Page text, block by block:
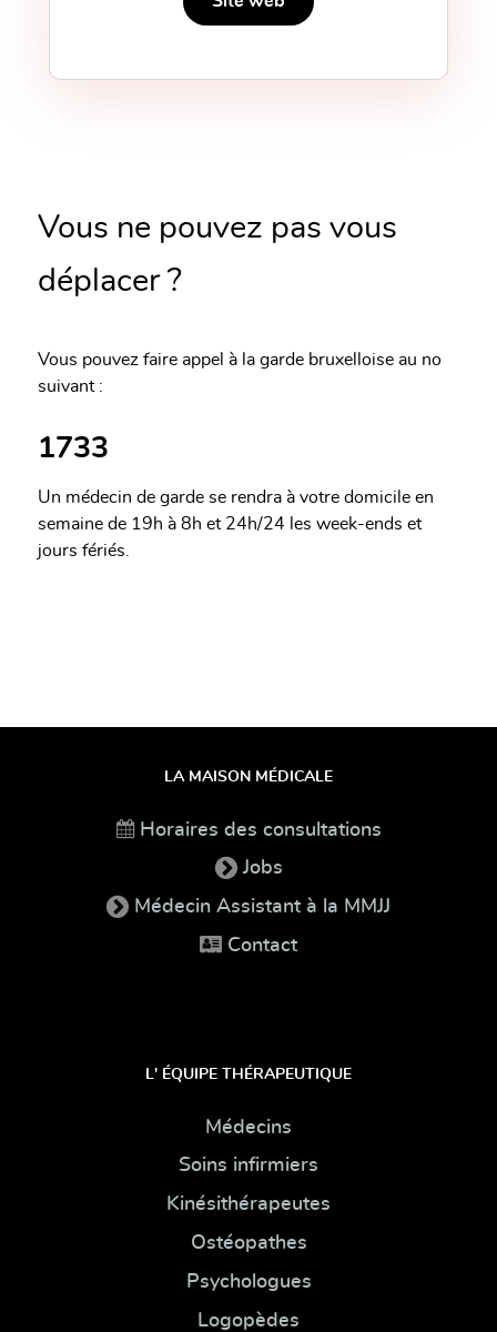
Vous ne pouvez pas vous
déplacer ?
Vous pouvez faire appel à la garde bruxelloise au no
suivant :
1733
Un médecin de garde se rendra à votre domicile en
semaine de 19h à 8h et 24h/24 les week-ends et
jours fériés.
LA MAISON MÉDICALE
Horaires des consultations
Jobs
Médecin Assistant à la MMJJ
Contact
L' ÉQUIPE THÉRAPEUTIQUE
Médecins
Soins infirmiers
Kinésithérapeutes
Ostéopathes
Psychologues
Logopèdes